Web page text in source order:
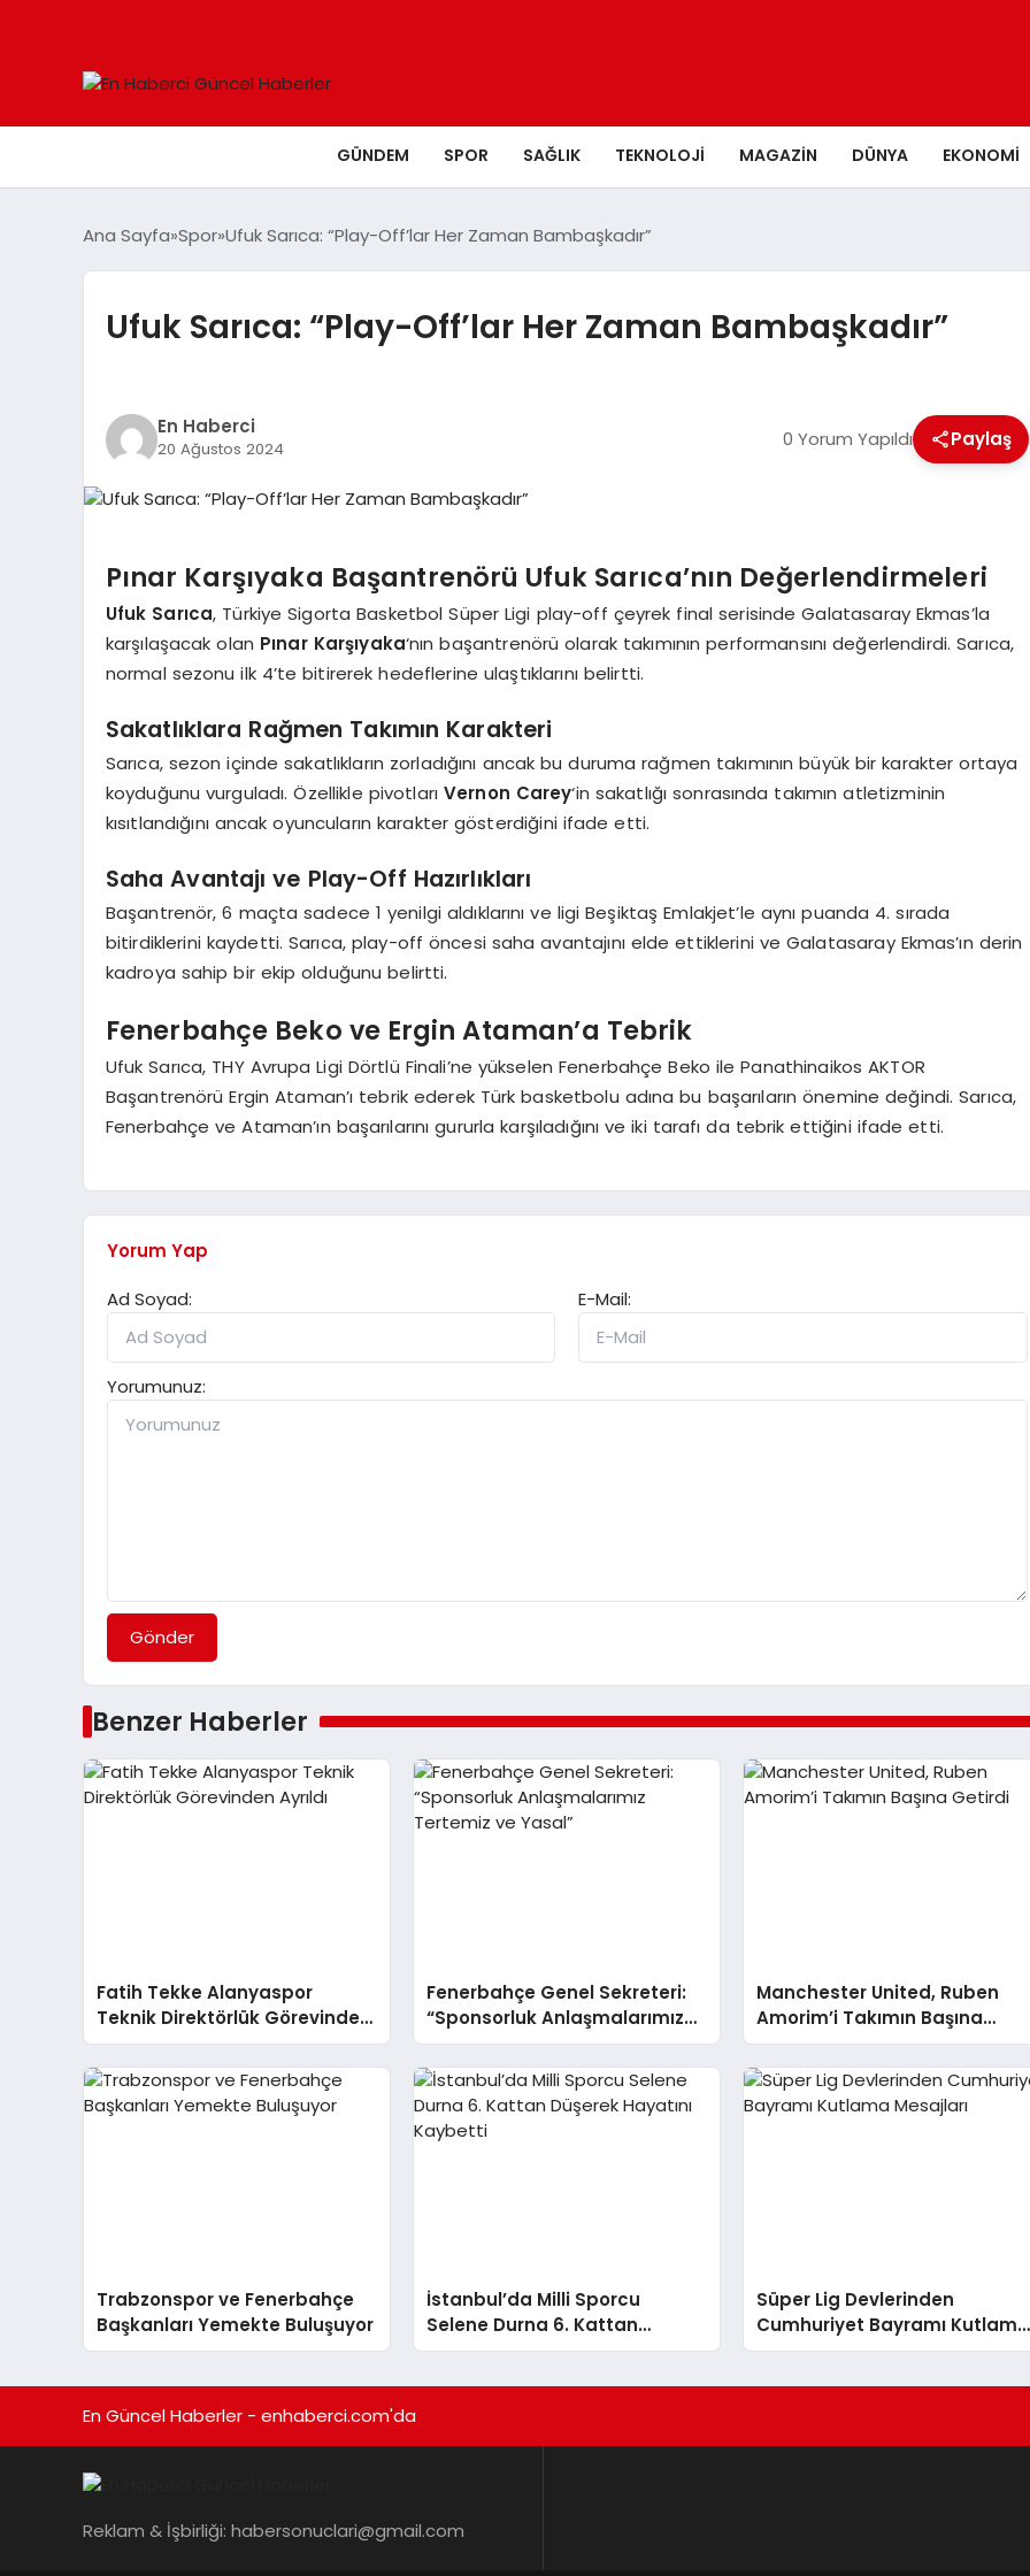
GÜNDEM SPOR SAĞLIK TEKNOLOJI MAGAZIN DÜNYA EKONOMI
Ana Sayfa Spor Ufuk Sarıca: “Play-Off’lar Her Zaman Bambaşkadır”
Ufuk Sarıca: “Play-Off’lar Her Zaman Bambaşkadır”
En Haberci
20 Ağustos 2024 0 Yorum Yapıldı Paylaş
Pınar Karşıyaka Başantrenörü Ufuk Sarıca’nın Değerlendirmeleri
Ufuk Sarıca, Türkiye Sigorta Basketbol Süper Ligi play-off çeyrek final serisinde Galatasaray Ekmas’la
karşılaşacak olan Pınar Karşıyaka‘nın başantrenörü olarak takımının performansını değerlendirdi. Sarıca,
normal sezonu ilk 4’te bitirerek hedeflerine ulaştıklarını belirtti.
Sakatlıklara Rağmen Takımın Karakteri
Sarıca, sezon içinde sakatlıkların zorladığını ancak bu duruma rağmen takımının büyük bir karakter ortaya
koyduğunu vurguladı. Özellikle pivotları Vernon Carey‘in sakatlığı sonrasında takımın atletizminin
kısıtlandığını ancak oyuncuların karakter gösterdiğini ifade etti.
Saha Avantajı ve Play-Off Hazırlıkları
Başantrenör, 6 maçta sadece 1 yenilgi aldıklarını ve ligi Beşiktaş Emlakjet’le aynı puanda 4. sırada
bitirdiklerini kaydetti. Sarıca, play-off öncesi saha avantajını elde ettiklerini ve Galatasaray Ekmas’ın derin
kadroya sahip bir ekip olduğunu belirtti.
Fenerbahçe Beko ve Ergin Ataman’a Tebrik
Ufuk Sarıca, THY Avrupa Ligi Dörtlü Finali’ne yükselen Fenerbahçe Beko ile Panathinaikos AKTOR
Başantrenörü Ergin Ataman’ı tebrik ederek Türk basketbolu adına bu başarıların önemine değindi. Sarıca,
Fenerbahçe ve Ataman’ın başarılarını gururla karşıladığını ve iki tarafı da tebrik ettiğini ifade etti.
Yorum Yap
Ad Soyad:
E-Mail:
Yorumunuz:
Gönder
Benzer Haberler
Fatih Tekke Alanyaspor
Teknik Direktörlük Görevinden
Ayrıldı
Fenerbahçe Genel Sekreteri:
“Sponsorluk Anlaşmalarımız
Tertemiz ve Yasal”
Manchester United, Ruben
Amorim’i Takımın Başına
Getirdi
Trabzonspor ve Fenerbahçe
Başkanları Yemekte Buluşuyor
İstanbul’da Milli Sporcu
Selene Durna 6. Kattan
Düşerek Hayatını Kaybetti
Süper Lig Devlerinden
Cumhuriyet Bayramı Kutlama
Mesajları
En Güncel Haberler - enhaberci.com'da
Reklam & İşbirliği: habersonuclari@gmail.com